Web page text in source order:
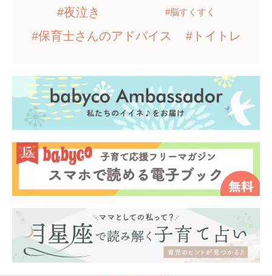
#夜泣き #脳すくすく
#保育士さんのアドバイス #トイトレ